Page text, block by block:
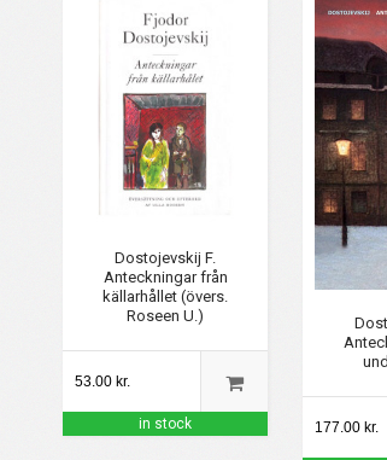
Dostojevskij F.
Anteckningar från
källarhållet (övers.
Roseen U.)
53.00 kr.
in stock 177.00 kr.